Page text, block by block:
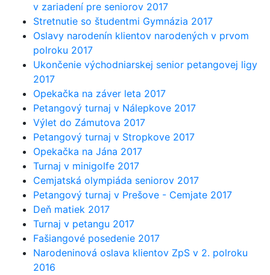
v zariadení pre seniorov 2017
Stretnutie so študentmi Gymnázia 2017
Oslavy narodenín klientov narodených v prvom
polroku 2017
Ukončenie východniarskej senior petangovej ligy
2017
Opekačka na záver leta 2017
Petangový turnaj v Nálepkove 2017
Výlet do Zámutova 2017
Petangový turnaj v Stropkove 2017
Opekačka na Jána 2017
Turnaj v minigolfe 2017
Cemjatská olympiáda seniorov 2017
Petangový turnaj v Prešove - Cemjate 2017
Deň matiek 2017
Turnaj v petangu 2017
Fašiangové posedenie 2017
Narodeninová oslava klientov ZpS v 2. polroku
2016